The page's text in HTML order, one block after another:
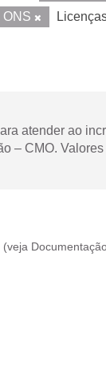
ONS
atender ao
– CMO. Valores
(veja